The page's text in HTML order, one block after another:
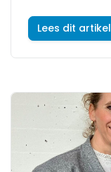
Lees dit artikel